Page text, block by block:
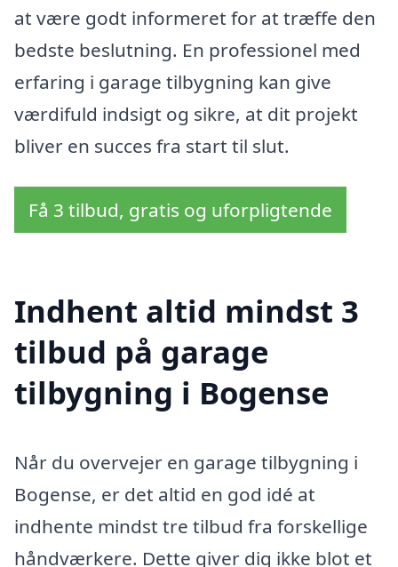
at være godt informeret for at træffe den
bedste beslutning. En professionel med
erfaring i garage tilbygning kan give
værdifuld indsigt og sikre, at dit projekt
bliver en succes fra start til slut.
Få 3 tilbud, gratis og uforpligtende
Indhent altid mindst 3
tilbud på garage
tilbygning i Bogense
Når du overvejer en garage tilbygning i
Bogense, er det altid en god idé at
indhente mindst tre tilbud fra forskellige
håndværkere. Dette giver dig ikke blot et